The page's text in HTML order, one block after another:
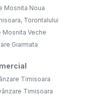
Mosnita Noua
Torontalului
Mosnita Veche
Giarmata
Timisoara
Timisoara